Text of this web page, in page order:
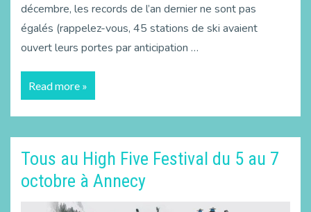
décembre, les records de l’an dernier ne sont pas
égalés (rappelez-vous, 45 stations de ski avaient
ouvert leurs portes par anticipation …
Read more »
Tous au High Five Festival du 5 au 7
octobre à Annecy